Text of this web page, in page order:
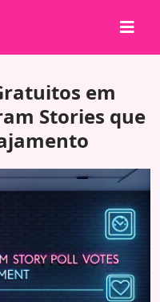
em
Stories que